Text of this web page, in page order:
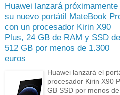
Huawei lanzará próximamente
su nuevo portátil MateBook
con un procesador Kirin X90
Plus, 24 GB de RAM y SSD de
512 GB por menos de 1.300
euros
Huawei lanzará el
procesador Kirin X90
GB SSD por menos